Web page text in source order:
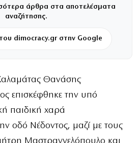
άρθρα στα αποτελέσματα
αναζήτησης.
dimocracy.gr στην Google
Θανάσης
επισκέφθηκε την υπό
παιδική χαρά
οδό Νέδοντος, μαζί με τους